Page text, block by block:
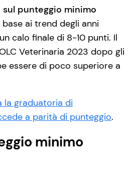
punteggio minimo
base ai trend degli anni
calo finale di 8-10 punti. Il
Veterinaria 2023 dopo gli
essere di poco superiore a
la graduatoria di
a parità di punteggio.
minimo